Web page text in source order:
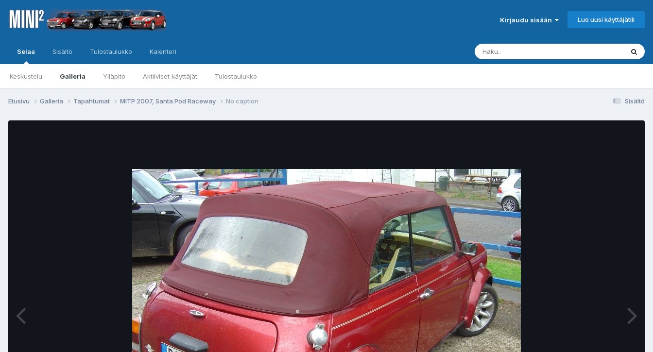
Kirjaudu sisään Luo uusi käyttäjätili
Selaa
Keskustelu Galleria Ylläpito Aktiiviset käyttäjät Tulostaulukko
Sisältö Tulostaulukko Kalenteri
Sisältö
Etusivu Galleria Tapahtumat MITP 2007, Santa Pod Raceway No caption